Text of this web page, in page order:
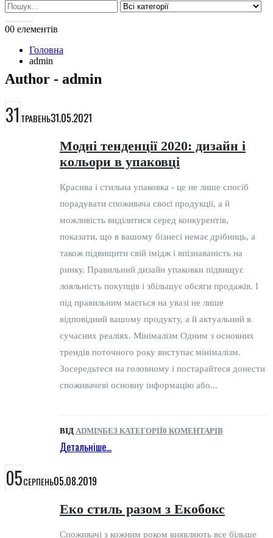
00 елементів
Головна
admin
Author - admin
31 ТРАВЕНЬ31.05.2021
Модні тенденції 2020: дизайн і
кольори в упаковці
Красива і стильна упаковка - це не лише спосіб
порадувати споживача своєї продукції, а й
можливість виділитися серед конкурентів,
показати, що в вашому бізнесі немає дрібниць, а
також підвищити свій імідж і впізнаваність на
ринку. Правильний дизайн упаковки підвищує
лояльність покупців і збільшує обсяги продажів. І
під правильним мається на увазі не лише
відповідний вашому продукту, а й актуальний в
сучасних реаліях. Мінімалізм Одним з основних
трендів поточного року виступає мінімалізм.
Зосередьтеся на головному і постарайтеся донести
споживачеві основну інформацію або...
ВІД ADMINБЕЗ КАТЕГОРІЇ0 КОМЕНТАРІВ
Детальніше...
05СЕРПЕНЬ05.08.2019
Еко стиль разом з Екобокс
Споживачі з кожним роком виявляють все більше